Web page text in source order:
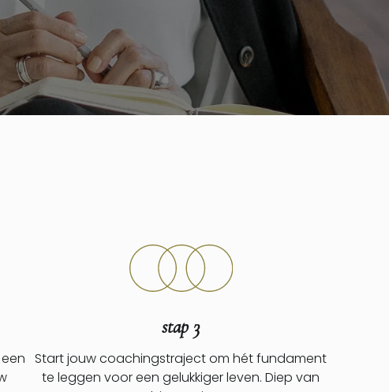
stap 3
Start jouw coachingstraject om hét fundament
te leggen voor een gelukkiger leven. Diep van